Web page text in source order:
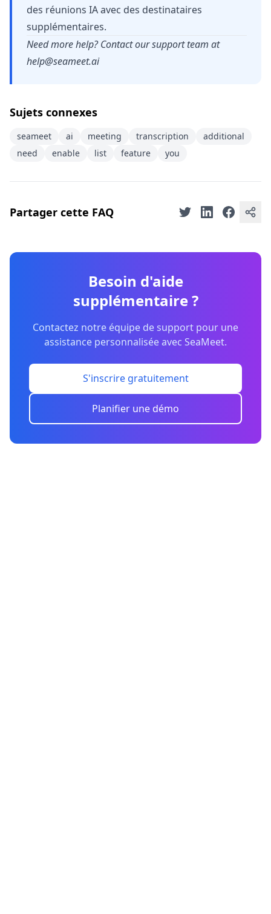
des réunions IA avec des destinataires
supplémentaires.
Need more help? Contact our support team at
help@seameet.ai
Sujets connexes
seameet ai meeting transcription
additional
need
enable list feature you
Partager cette FAQ
Besoin d'aide
supplémentaire ?
Contactez notre équipe de support pour une
assistance personnalisée avec SeaMeet.
S'inscrire gratuitement
Planifier une démo